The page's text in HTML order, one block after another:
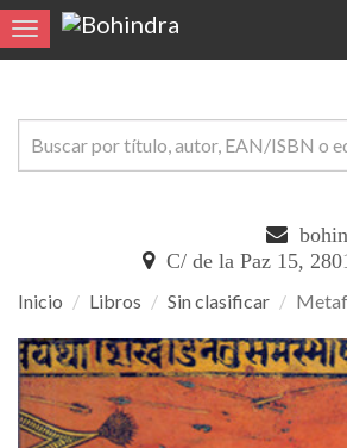
Toggle navigation
C/ de la Paz 15,
Sin clasificar
Metafísica
de
la
guerra